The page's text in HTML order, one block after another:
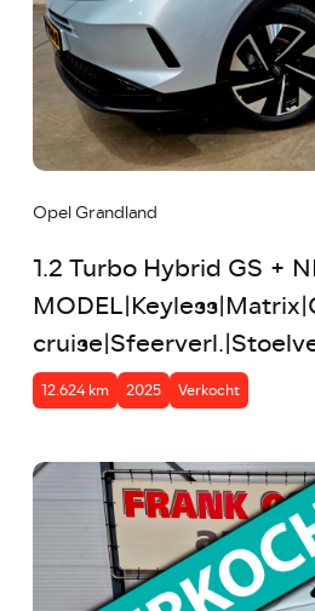
Opel Grandland
1.2 Turbo Hybrid GS +
12.624 km 2025 Verkocht